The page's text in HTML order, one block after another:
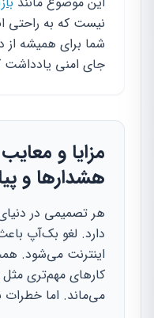
نیست که به راحتی
شما برای همیشه
جای امنی یادداشت
مزایا و
هشدارها و
هر تصمیمی در
دارد. لغو بک‌آپ
اینترنت می‌شود.
کارهای مهم‌تری مثل
می‌ماند. اما